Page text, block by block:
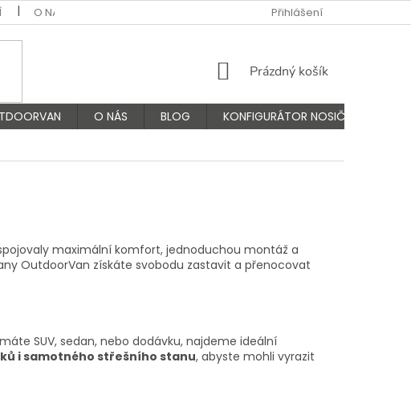
O NÁS VÝMĚNA A VRÁCENÍ ZBOŽÍ
Přihlášení
NÁKUPNÍ
Prázdný košík
O NÁS BLOG
KONFIGURÁTOR NOSIČŮ
maximální komfort, jednoduchou montáž a
OutdoorVan získáte svobodu zastavit a přenocovat
SUV, sedan, nebo dodávku, najdeme ideální
i samotného střešního stanu, abyste mohli vyrazit